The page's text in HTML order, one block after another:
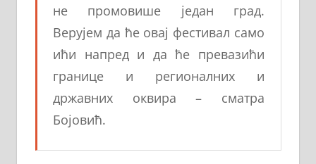
не промовише један град.
Верујем да ће овај фестивал само
ићи напред и да ће превазићи
границе и регионалних и
државних оквира – сматра
Бојовић.